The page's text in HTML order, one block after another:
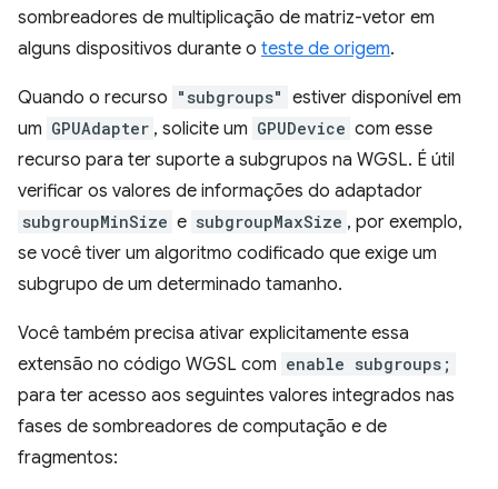
sombreadores de multiplicação de matriz-vetor em
alguns dispositivos durante o teste de origem.
Quando o recurso "subgroups" estiver disponível em
um GPUAdapter , solicite um GPUDevice com esse
recurso para ter suporte a subgrupos na WGSL. É útil
verificar os valores de informações do adaptador
subgroupMinSize e subgroupMaxSize , por exemplo,
se você tiver um algoritmo codificado que exige um
subgrupo de um determinado tamanho.
Você também precisa ativar explicitamente essa
extensão no código WGSL com enable subgroups;
para ter acesso aos seguintes valores integrados nas
fases de sombreadores de computação e de
fragmentos: